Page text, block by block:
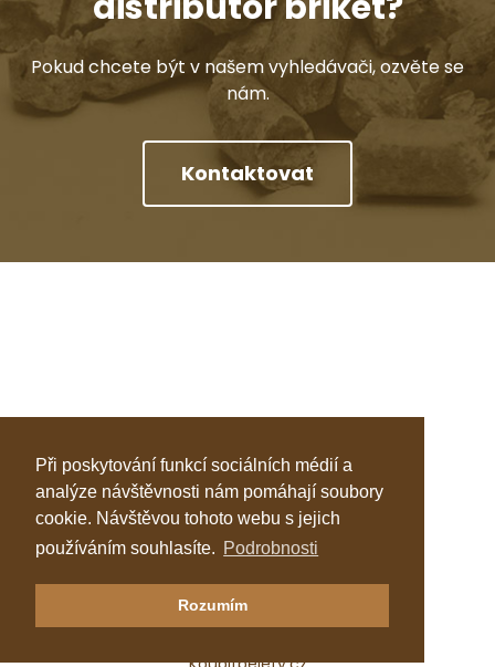
Při poskytování funkcí sociálních médií a
analýze návštěvnosti nám pomáhají soubory
cookie. Návštěvou tohoto webu s jejich
používáním souhlasíte. Podrobnosti
Rozumím
Pokud chcete být v našem vyhledávači, ozvěte se
nám.
Kontaktovat
Klastr Česká peleta
Katalog topenářů